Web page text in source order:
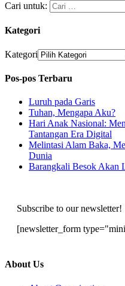
Cari untuk:
Kategori
Kategori
Pos-pos Terbaru
Luruh pada Garis
Tuhan, Mengapa Aku?
Hari Anak Nasional:
Tantangan Era Digital
Melintasi Alam Baka,
Dunia
Barangkali Besok Akan
Subscribe to our newsletter!
[newsletter_form
About Us